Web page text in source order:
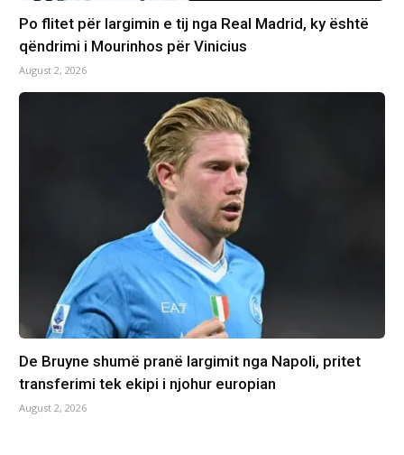
Po flitet për largimin e tij nga Real Madrid, ky është
qëndrimi i Mourinhos për Vinicius
August 2, 2026
De Bruyne shumë pranë largimit nga Napoli, pritet
transferimi tek ekipi i njohur europian
August 2, 2026